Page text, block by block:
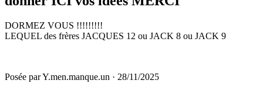
DORMEZ VOUS !!!!!!!!!
LEQUEL des frères JACQUES 12 ou JACK 8 ou JACK 9
Posée parY.men.manque.un · 28/11/2025